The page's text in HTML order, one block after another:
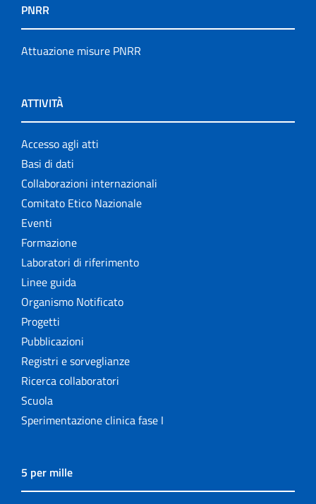
PNRR
Attuazione misure PNRR
ATTIVITÀ
Accesso agli atti
Basi di dati
Collaborazioni internazionali
Comitato Etico Nazionale
Eventi
Formazione
Laboratori di riferimento
Linee guida
Organismo Notificato
Progetti
Pubblicazioni
Registri e sorveglianze
Ricerca collaboratori
Scuola
Sperimentazione clinica fase I
5 per mille